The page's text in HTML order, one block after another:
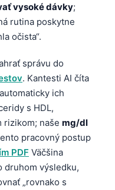
vysoké dávky;
rutina poskytne
očista“.
správu do
. Kantesti AI číta
ich
s HDL,
rizikom; naše mg/dl
pracovný postup
PDF Väčšina
druhom výsledku,
„rovnako s